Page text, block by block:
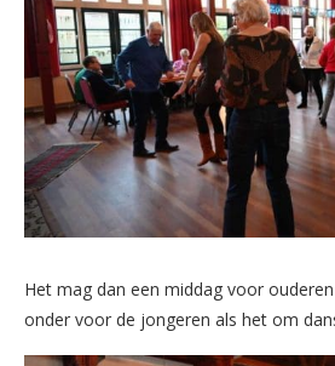
Het mag dan een middag voor
onder voor de jongeren als het om